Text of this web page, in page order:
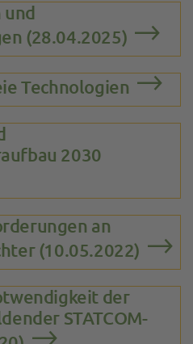
(28.04.2025)
Technologien
2030
an
(10.05.2022)
der
STATCOM-